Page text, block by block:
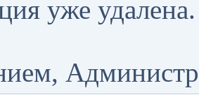
уже удалена.